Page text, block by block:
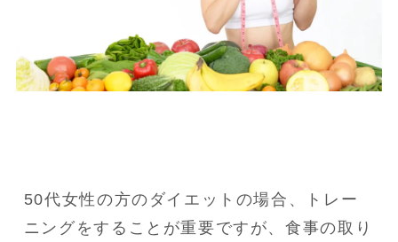
50代女性の方のダイエットの場合、トレー
ニングをすることが重要ですが、食事の取り